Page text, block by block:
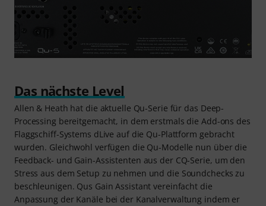
Das nächste Level
Allen & Heath hat die aktuelle Qu-Serie für das Deep-
Processing bereitgemacht, in dem erstmals die Add-ons des
Flaggschiff-Systems dLive auf die Qu-Plattform gebracht
wurden. Gleichwohl verfügen die Qu-Modelle nun über die
Feedback- und Gain-Assistenten aus der CQ-Serie, um den
Stress aus dem Setup zu nehmen und die Soundchecks zu
beschleunigen. Qus Gain Assistant vereinfacht die
Anpassung der Kanäle bei der Kanalverwaltung indem er